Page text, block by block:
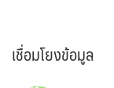
เชื่อมโยงข้อมูล